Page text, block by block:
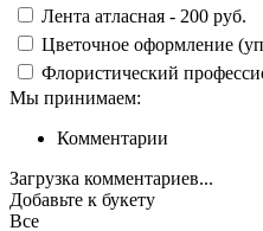
Лента атласная - 200 руб.
Цветочное оформление
Флористический
Мы принимаем:
Комментарии
Загрузка комментариев...
Добавьте к букету
Все